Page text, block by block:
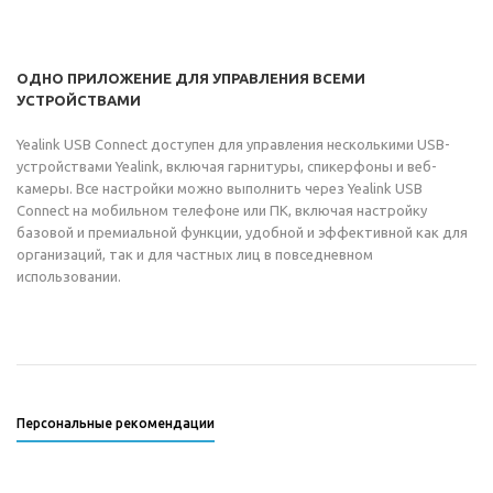
ОДНО ПРИЛОЖЕНИЕ ДЛЯ УПРАВЛЕНИЯ ВСЕМИ
УСТРОЙСТВАМИ
Yealink USB Connect доступен для управления несколькими USB-
устройствами Yealink, включая гарнитуры, спикерфоны и веб-
камеры. Все настройки можно выполнить через Yealink USB
Connect на мобильном телефоне или ПК, включая настройку
базовой и премиальной функции, удобной и эффективной как для
организаций, так и для частных лиц в повседневном
использовании.
Персональные рекомендации